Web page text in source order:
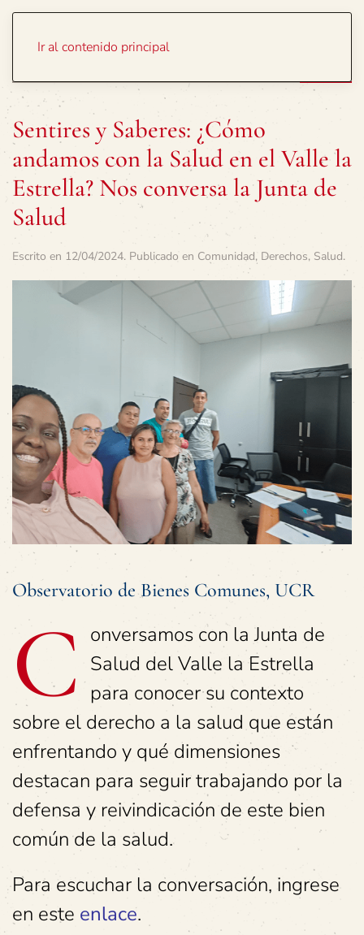
Ir al contenido principal
Sentires y Saberes: ¿Cómo
andamos con la Salud en el Valle la
Estrella? Nos conversa la Junta de
Salud
Escrito en 12/04/2024. Publicado en Comunidad, Derechos, Salud.
Observatorio de Bienes Comunes, UCR
C onversamos con la Junta de
Salud del Valle la Estrella
para conocer su contexto
sobre el derecho a la salud que están
enfrentando y qué dimensiones
destacan para seguir trabajando por la
defensa y reivindicación de este bien
común de la salud.
Para escuchar la conversación, ingrese
en este enlace.